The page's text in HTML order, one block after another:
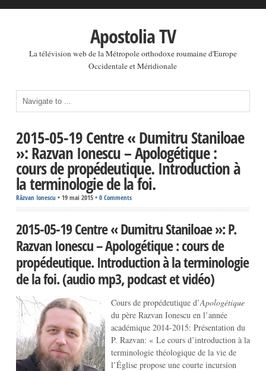
Apostolia TV
La télévision web de la Métropole orthodoxe roumaine d'Europe
Occidentale et Méridionale
2015-05-19 Centre « Dumitru Staniloae
»: Razvan Ionescu – Apologétique :
cours de propédeutique. Introduction à
la terminologie de la foi.
Răzvan Ionescu • 19 mai 2015 • 0 Comments
2015-05-19 Centre « Dumitru Staniloae »: P.
Razvan Ionescu – Apologétique : cours de
propédeutique. Introduction à la terminologie
de la foi. (audio mp3, podcast et vidéo)
Cours de propédeutique d’Apologétique
du père Razvan Ionescu en l’année
académique 2014-2015: Présentation du
P. Razvan: « Le cours d’introduction à la
terminologie théologique de la vie de
l’Église propose une courte incursion